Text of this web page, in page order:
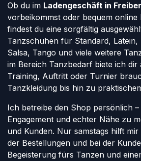
Ob du im Ladengeschäft in
vorbeikommst oder bequem online
findest du eine sorgfältig
Tanzschuhen für Standard, Latein,
Salsa, Tango und viele weitere
im Bereich Tanzbedarf biete ich
Training, Auftritt oder Turnier
Tanzkleidung bis hin zu
Ich betreibe den Shop persönlich –
Engagement und echter Nähe zu
und Kunden. Nur samstags hilft
der Bestellungen und bei der
Begeisterung fürs Tanzen und